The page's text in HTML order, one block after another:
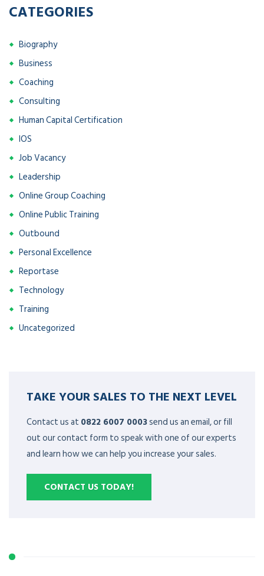
CATEGORIES
Biography
Business
Coaching
Consulting
Human Capital Certification
IOS
Job Vacancy
Leadership
Online Group Coaching
Online Public Training
Outbound
Personal Excellence
Reportase
Technology
Training
Uncategorized
TAKE YOUR SALES TO THE NEXT LEVEL
Contact us at 0822 6007 0003send us an email, or fill
out our contact form to speak with one of our experts
and learn how we can help you increase your sales.
CONTACT US TODAY!